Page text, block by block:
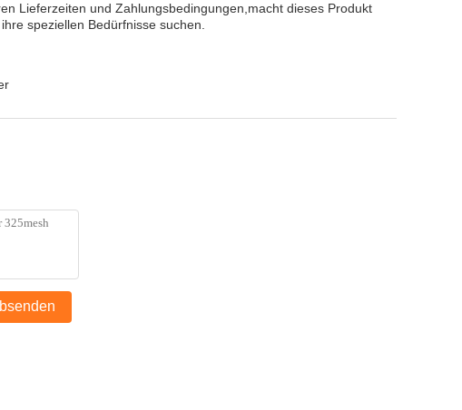
Lieferzeiten und Zahlungsbedingungen,macht dieses Produkt
speziellen Bedürfnisse suchen.